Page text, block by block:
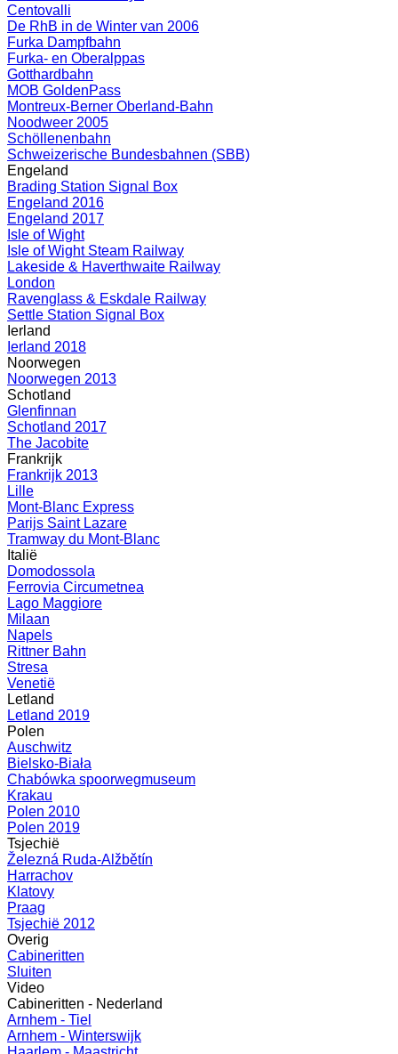
Centovalli
De RhB in de Winter van 2006
Furka Dampfbahn
Furka- en Oberalppas
Gotthardbahn
MOB GoldenPass
Montreux-Berner Oberland-Bahn
Noodweer 2005
Schöllenenbahn
Schweizerische Bundesbahnen (SBB)
Engeland
Brading Station Signal Box
Engeland 2016
Engeland 2017
Isle of Wight
Isle of Wight Steam Railway
Lakeside & Haverthwaite Railway
London
Ravenglass & Eskdale Railway
Settle Station Signal Box
Ierland
Ierland 2018
Noorwegen
Noorwegen 2013
Schotland
Glenfinnan
Schotland 2017
The Jacobite
Frankrijk
Frankrijk 2013
Lille
Mont-Blanc Express
Parijs Saint Lazare
Tramway du Mont-Blanc
Italië
Domodossola
Ferrovia Circumetnea
Lago Maggiore
Milaan
Napels
Rittner Bahn
Stresa
Venetië
Letland
Letland 2019
Polen
Auschwitz
Bielsko-Biała
Chabówka spoorwegmuseum
Krakau
Polen 2010
Polen 2019
Tsjechië
Železná Ruda-Alžbětín
Harrachov
Klatovy
Praag
Tsjechië 2012
Overig
Cabineritten
Sluiten
Video
Cabineritten - Nederland
Arnhem - Tiel
Arnhem - Winterswijk